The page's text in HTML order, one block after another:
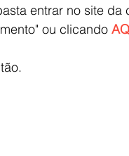
entrar no site da
ou clicando